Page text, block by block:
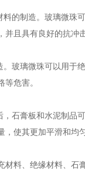
制造。玻璃微珠可
且具有良好的抗冲
玻璃微珠可以用于
危害。
石膏板和水泥制品
使其更加平滑和均匀
料、绝缘材料、石